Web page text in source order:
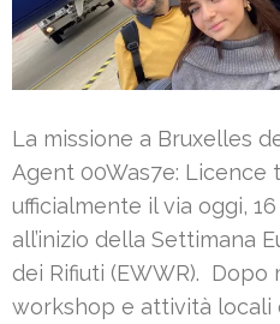
La missione a Bruxelles
Agent 00Was7e: Licence
ufficialmente il via oggi,
all’inizio della Settimana
dei Rifiuti (EWWR). Dopo
workshop e attività locali